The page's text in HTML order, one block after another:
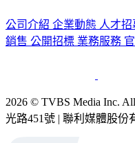
公司介紹 企業動態 人才招
銷售 公開招標 業務服務
2026 © TVBS Media Inc.
光路451號 | 聯利媒體股份